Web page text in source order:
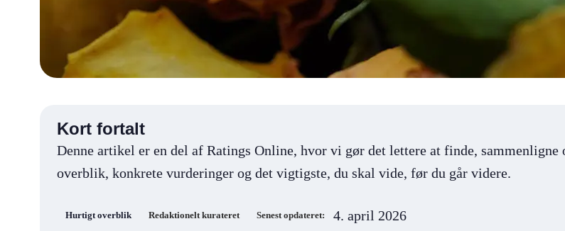
Kort fortalt
Denne artikel er en del af Ratings Online, hvor vi gør det lettere at finde,
overblik, konkrete vurderinger og det vigtigste, du skal vide, før du går videre.
Hurtigt overblik Redaktionelt kurateret Senest opdateret: 4. april 2026